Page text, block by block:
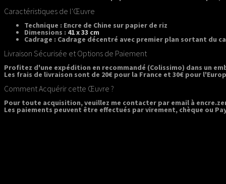
Caractéristiques de l'Œuvre
Technique : Encre de Chine sur papier de riz
Dimensions : 41 x 33 cm
Cadrage : Cadrage décentré avec premier plan sortant du
Livraison Sécurisée et Options de Paiement
Profitez d'une expédition en recommandé (Colissimo) dans un
Les frais de livraison sont de 20€ pour la France et 30€ pour
Comment Acquérir cette Œuvre ?
Pour toute acquisition, veuillez me contacter par email à
Les paiements peuvent être effectués par virement, chèque ou